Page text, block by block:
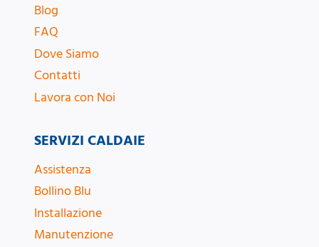
Blog
FAQ
Dove Siamo
Contatti
Lavora con Noi
SERVIZI CALDAIE
Assistenza
Bollino Blu
Installazione
Manutenzione